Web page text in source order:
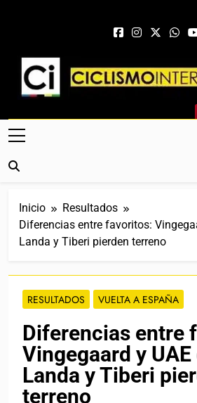
Ciclismo
Web Dedicada Al Ciclismo
Crónicas, Previas Y Más. La Web
Inicio
Resultados
Diferencias entre favoritos:
Landa y Tiberi pierden terreno
RESULTADOS VUELTA A ESPAÑA
Diferencias entre
Vingegaard y
Landa y Tiberi
terreno